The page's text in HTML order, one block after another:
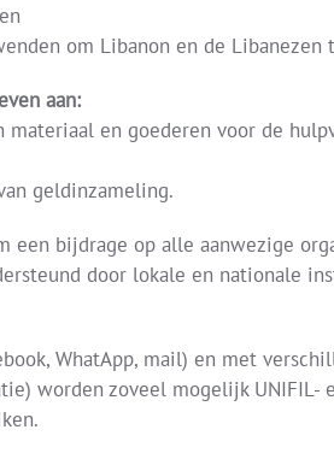
om Libanon en de Libanezen
aan:
materiaal en goederen voor de
geldinzameling.
een bijdrage op alle aanwezige
door lokale en nationale
WhatApp, mail) en met
worden zoveel mogelijk UNIFIL-